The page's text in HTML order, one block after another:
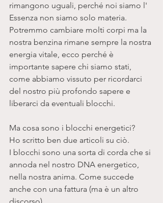
rimangono uguali, perché noi siamo l'
Essenza non siamo solo materia.
Potremmo cambiare molti corpi ma la
nostra benzina rimane sempre la nostra
energia vitale, ecco perché è
importante sapere chi siamo stati,
come abbiamo vissuto per ricordarci
del nostro più profondo sapere e
liberarci da eventuali blocchi.
Ma cosa sono i blocchi energetici?
Ho scritto ben due articoli su ciò.
I blocchi sono una sorta di corda che si
annoda nel nostro DNA energetico,
nella nostra anima. Come succede
anche con una fattura (ma è un altro